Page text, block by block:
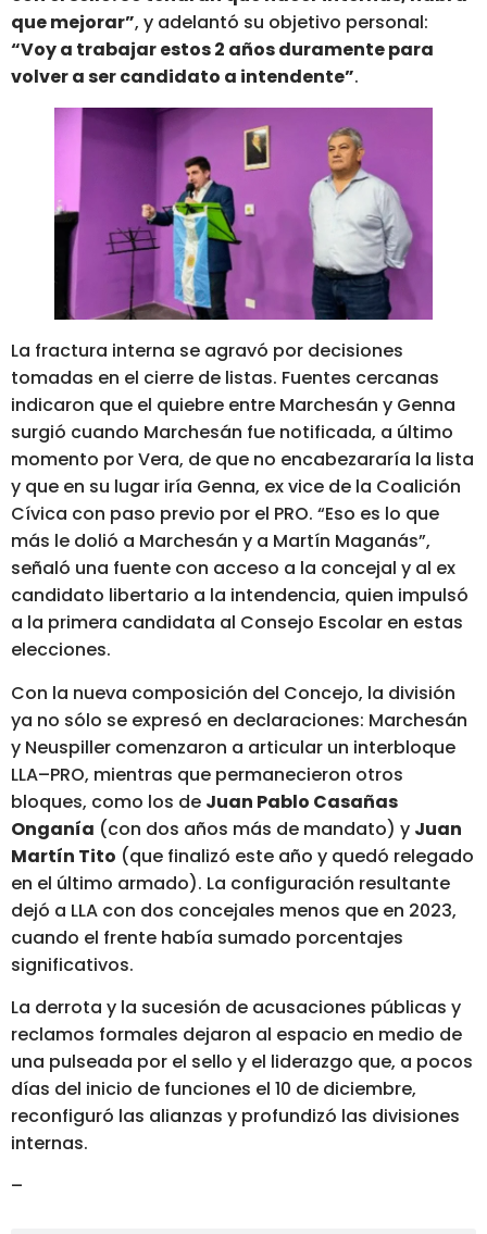
que mejorar”, y adelantó su objetivo personal:
“Voy a trabajar estos 2 años duramente para
volver a ser candidato a intendente”.
La fractura interna se agravó por decisiones
tomadas en el cierre de listas. Fuentes cercanas
indicaron que el quiebre entre Marchesán y Genna
surgió cuando Marchesán fue notificada, a último
momento por Vera, de que no encabezararía la lista
y que en su lugar iría Genna, ex vice de la Coalición
Cívica con paso previo por el PRO. “Eso es lo que
más le dolió a Marchesán y a Martín Maganás”,
señaló una fuente con acceso a la concejal y al ex
candidato libertario a la intendencia, quien impulsó
a la primera candidata al Consejo Escolar en estas
elecciones.
Con la nueva composición del Concejo, la división
ya no sólo se expresó en declaraciones: Marchesán
y Neuspiller comenzaron a articular un interbloque
LLA–PRO, mientras que permanecieron otros
bloques, como los de Juan Pablo Casañas
Onganía (con dos años más de mandato) y Juan
Martín Tito (que finalizó este año y quedó relegado
en el último armado). La configuración resultante
dejó a LLA con dos concejales menos que en 2023,
cuando el frente había sumado porcentajes
significativos.
La derrota y la sucesión de acusaciones públicas y
reclamos formales dejaron al espacio en medio de
una pulseada por el sello y el liderazgo que, a pocos
días del inicio de funciones el 10 de diciembre,
reconfiguró las alianzas y profundizó las divisiones
internas.
–